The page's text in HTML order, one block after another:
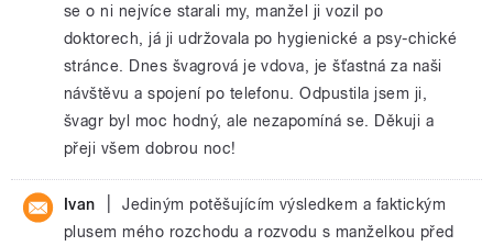
se o ni nejvíce starali my, manžel ji vozil po
doktorech, já ji udržovala po hygienické a psy-chické
stránce. Dnes švagrová je vdova, je šťastná za naši
návštěvu a spojení po telefonu. Odpustila jsem ji,
švagr byl moc hodný, ale nezapomíná se. Děkuji a
přeji všem dobrou noc!
Ivan
Jediným potěšujícím výsledkem a faktickým
plusem mého rozchodu a rozvodu s manželkou před